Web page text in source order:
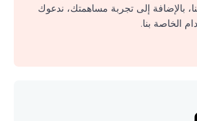
بالإضافة إلى تجربة مساهمتك، ندعوك
الخاصة بنا.